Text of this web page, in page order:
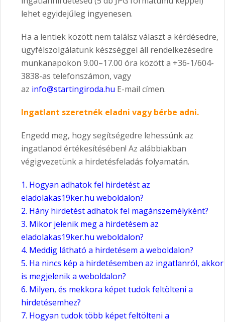
lehet egyidejűleg ingyenesen.
Ha a lentiek között nem találsz választ a kérdésedre,
ügyfélszolgálatunk készséggel áll rendelkezésedre
munkanapokon 9.00–17.00 óra között a +36-1/604-
3838-as telefonszámon, vagy
az info@startingiroda.hu E-mail címen.
Ingatlant szeretnék eladni vagy bérbe adni.
Engedd meg, hogy segítségedre lehessünk az
ingatlanod értékesítésében! Az alábbiakban
végigvezetünk a hirdetésfeladás folyamatán.
1. Hogyan adhatok fel hirdetést az
eladolakas19ker.hu weboldalon?
2. Hány hirdetést adhatok fel magánszemélyként?
3. Mikor jelenik meg a hirdetésem az
eladolakas19ker.hu weboldalon?
4. Meddig látható a hirdetésem a weboldalon?
5. Ha nincs kép a hirdetésemben az ingatlanról, akkor
is megjelenik a weboldalon?
6. Milyen, és mekkora képet tudok feltölteni a
hirdetésemhez?
7. Hogyan tudok több képet feltölteni a